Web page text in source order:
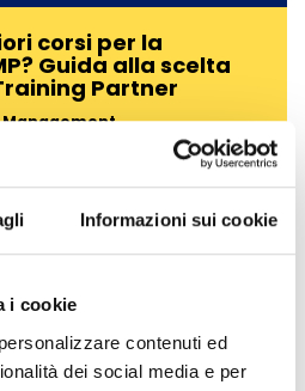
Informazioni sui cookie
i cookie
contenuti ed
dei social media e per
corsi per la
Guida alla scelta
Partner
Management Professional
per…